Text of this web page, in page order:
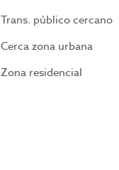
Trans. público cercano
Cerca zona urbana
Zona residencial